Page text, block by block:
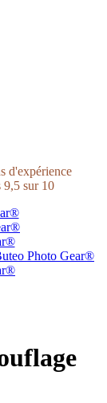
d'expérience
9,5 sur 10